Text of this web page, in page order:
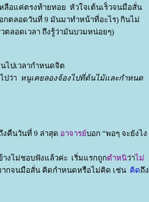
อแค่ตรงท้ายทอย หัวใจเต้นเร็วจนมือสั่น
กตลอดวันที่ 9 มันมาทำหน้าที่อะไร) กินไม่
ตลอดเวลา ถึงรู้ว่ามันบวมหน่อยๆ)
ไปเวลากำหนดจิต
ปว่า หนูเคยลองจ้องไปที่ต้นไม้และกำหนด
คืนวันที่ 9 ล่าสุด อาจารย์บอก “พอๆ จะยังไง
างไม่ชอบฟังแล้วค่ะ เริ่มแรกถูกตำหนิว่าไม่
กจนมือสั่น คิดกำหนดหรือไม่คิด เช่น คิดถึง